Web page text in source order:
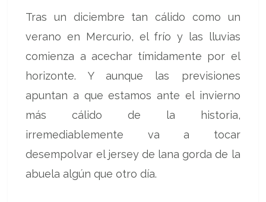
Tras un diciembre tan cálido como un
verano en Mercurio, el frío y las lluvias
comienza a acechar tímidamente por el
horizonte. Y aunque las previsiones
apuntan a que estamos ante el invierno
más cálido de la historia,
irremediablemente va a tocar
desempolvar el jersey de lana gorda de la
abuela algún que otro día.